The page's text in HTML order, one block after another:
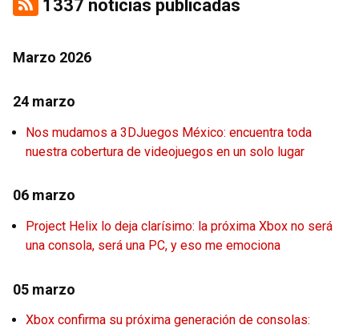
1337 noticias publicadas
Marzo 2026
24 marzo
Nos mudamos a 3DJuegos México: encuentra toda
nuestra cobertura de videojuegos en un solo lugar
06 marzo
Project Helix lo deja clarísimo: la próxima Xbox no será
una consola, será una PC, y eso me emociona
05 marzo
Xbox confirma su próxima generación de consolas: